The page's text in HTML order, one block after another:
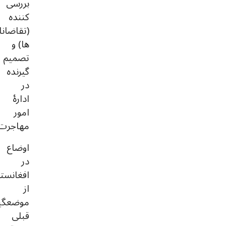
کننده
ها) و
تصمیم
گیرنده
در
ادارۀ
امور
اوضاع
در
از
قبلی